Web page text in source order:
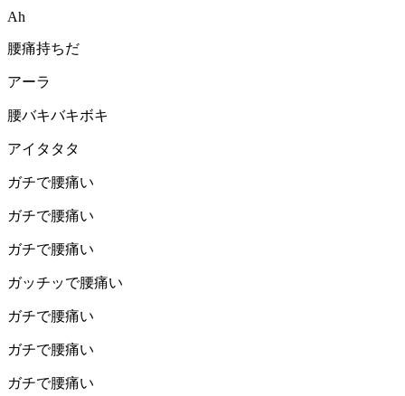
Ah
腰痛持ちだ
アーラ
腰バキバキボキ
アイタタタ
ガチで腰痛い
ガチで腰痛い
ガチで腰痛い
ガッチッで腰痛い
ガチで腰痛い
ガチで腰痛い
ガチで腰痛い